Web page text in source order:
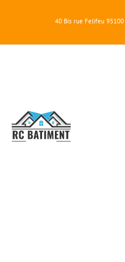
40 Bis rue Felifeu 95100
RC
BATIMENT